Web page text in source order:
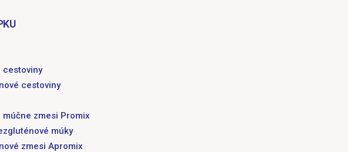
cestoviny
cestoviny
múčne zmesi Promix
múky
zmesi Apromix